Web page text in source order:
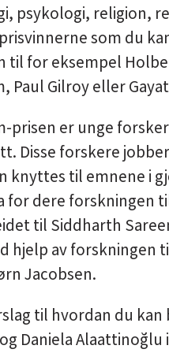
psykologi,
som du
til for eksempel
, Paul Gilroyeller
prisen er unge
Disse forskere
knyttes til emnene i
for dere forskningen
til Siddharth
hjelp av forskningen
Jacobsen.
til hvordan du
Daniela